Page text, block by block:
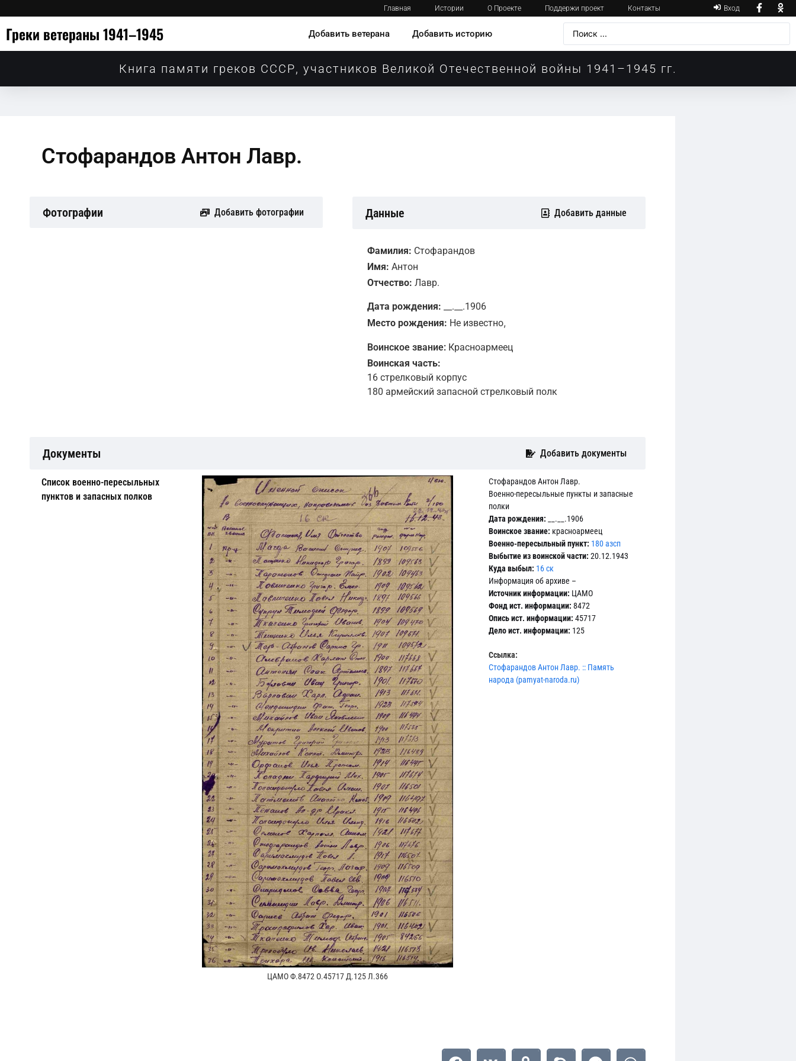
Главная Истории О Проекте Поддержи проект Контакты Вход
Греки ветераны 1941–1945 Добавить ветерана Добавить историю
Книга памяти греков СССР, участников Великой Отечественной войны 1941–1945 гг.
Стофарандов Антон Лавр.
Фотографии Добавить фотографии Данные Добавить данные
Фамилия: Стофарандов
Имя: Антон
Отчество: Лавр.
Дата рождения: __.__.1906
Место рождения: Не известно,
Воинское звание: Красноармеец
Воинская часть:
16 стрелковый корпус
180 армейский запасной стрелковый полк
Документы Добавить документы
Cписок военно-пересыльных
пунктов и запасных полков
ЦАМО Ф.8472 О.45717 Д.125 Л.366
Стофарандов Антон Лавр.
Военно-пересыльные пункты и запасные
полки
Дата рождения: __.__.1906
Воинское звание: красноармеец
Военно-пересыльный пункт: 180 азсп
Выбытие из воинской части: 20.12.1943
Куда выбыл: 16 ск
Информация об архиве –
Источник информации: ЦАМО
Фонд ист. информации: 8472
Опись ист. информации: 45717
Дело ист. информации: 125
Ссылка:
Стофарандов Антон Лавр. :: Память
народа (pamyat-naroda.ru)